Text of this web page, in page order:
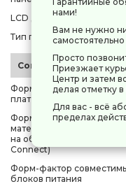
LCD дисплей
Тип подсветки
Совместимость
Форм-фактор
плат
Форм-фактор
материнских плат с
на обратной стороне
Connect)
Форм-фактор
блоков питания
нами!
Вам не нужно
Просто
Приезжает
Центр и затем
делая отметку
Для вас - всё
пределах